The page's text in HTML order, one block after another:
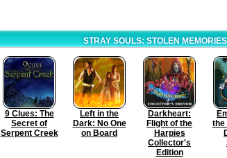
STRAY SOULS: STOLEN
9 Clues: The
Secret of
Serpent Creek
Left in the
Dark: No One
on Board
Darkheart:
Flight of the
Harpies
Collector's
Edition
the